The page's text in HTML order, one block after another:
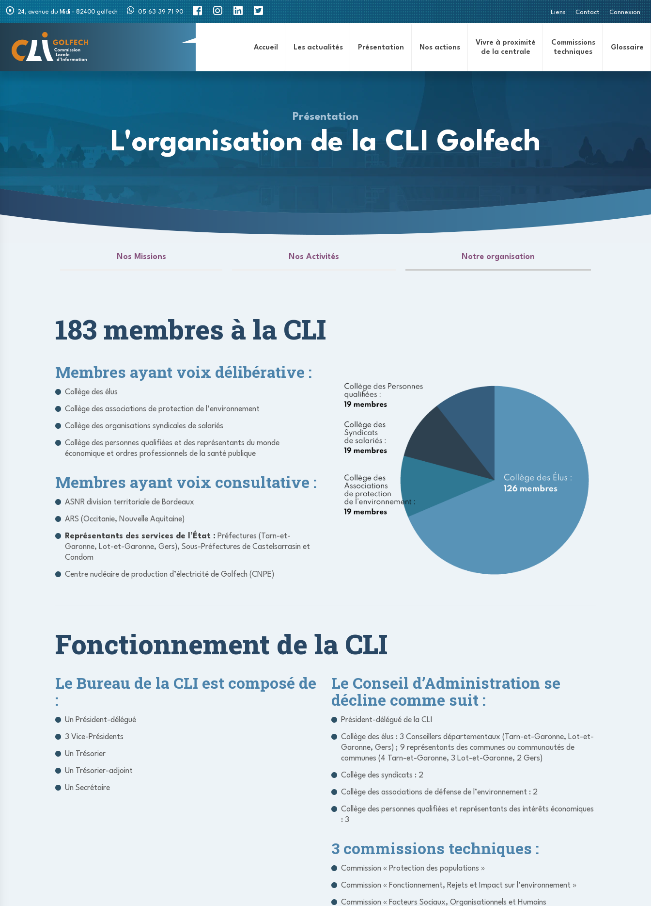
24, avenue du Midi - 82400 golfech 05 63 39 71 90 Liens Contact Connexion
Accueil Les actualités Présentation Nos actions
Vivre à proximité
de la centrale
Commissions
techniques
Glossaire
Présentation
L'organisation de la CLI Golfech
Nos Missions Nos Activités Notre organisation
183 membres à la CLI
Membres ayant voix délibérative :
Collège des élus
Collège des associations de protection de l’environnement
Collège des organisations syndicales de salariés
Collège des personnes qualifiées et des représentants du monde
économique et ordres professionnels de la santé publique
Membres ayant voix consultative :
ASNR division territoriale de Bordeaux
ARS (Occitanie, Nouvelle Aquitaine)
Représentants des services de l’État : Préfectures (Tarn-et-
Garonne, Lot-et-Garonne, Gers), Sous-Préfectures de Castelsarrasin et
Condom
Centre nucléaire de production d’électricité de Golfech (CNPE)
Fonctionnement de la CLI
Le Bureau de la CLI est composé de
:
Un Président-délégué
3 Vice-Présidents
Un Trésorier
Un Trésorier-adjoint
Un Secrétaire
Le Conseil d’Administration se
décline comme suit :
Président-délégué de la CLI
Collège des élus : 3 Conseillers départementaux (Tarn-et-Garonne, Lot-et-
Garonne, Gers) ; 9 représentants des communes ou communautés de
communes (4 Tarn-et-Garonne, 3 Lot-et-Garonne, 2 Gers)
Collège des syndicats : 2
Collège des associations de défense de l’environnement : 2
Collège des personnes qualifiées et représentants des intérêts économiques
: 3
3 commissions techniques :
Commission « Protection des populations »
Commission « Fonctionnement, Rejets et Impact sur l’environnement »
Commission « Facteurs Sociaux, Organisationnels et Humains